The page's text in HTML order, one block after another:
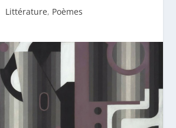
Littérature, Poèmes